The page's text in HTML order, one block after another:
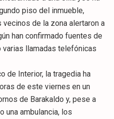
piso del inmueble,
de la zona alertaron a
han confirmado fuentes de
varias llamadas telefónicas
de Interior, la tragedia ha
de este viernes en un
de Barakaldo y, pese a
una ambulancia, los